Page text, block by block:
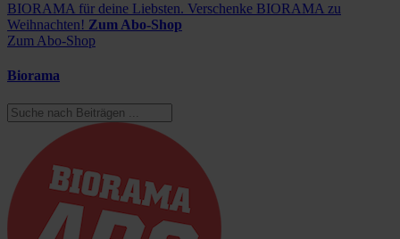
BIORAMA für deine Liebsten. Verschenke BIORAMA zu
Weihnachten! Zum Abo-Shop
Zum Abo-Shop
Biorama